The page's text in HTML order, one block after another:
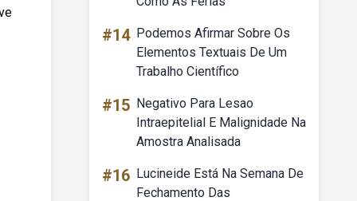
#14 Podemos Afirmar Sobre Os
Elementos Textuais De Um
Trabalho Científico
#15 Negativo Para Lesao
Intraepitelial E Malignidade Na
Amostra Analisada
#16 Lucineide Está Na Semana De
Fechamento Das